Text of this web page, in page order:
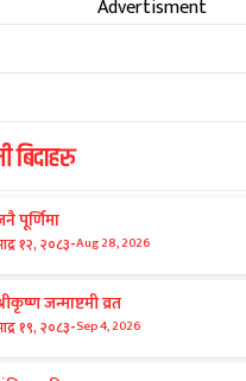
Advertisment
बिदाहरु
पूर्णिमा
१२, २०८३-Aug 28, 2026
जन्माष्टमी व्रत
१९, २०८३-Sep 4, 2026